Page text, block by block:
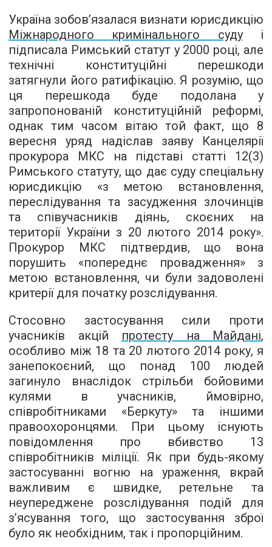
Україна зобов’язалася визнати юрисдикцію
Міжнародного кримінального судуі
підписала Римський статут у 2000 році, але
технічні конституційні перешкоди
затягнули його ратифікацію. Я розумію, що
ця перешкода буде подолана у
запропонованій конституційній реформі,
однак тим часом вітаю той факт, що 8
вересня уряд надіслав заяву Канцелярії
прокурора МКС на підставі статті 12(3)
Римського статуту, що дає суду спеціальну
юрисдикцію «з метою встановлення,
переслідування та засудження злочинців
та співучасників діянь, скоєних на
території України з 20 лютого 2014 року».
Прокурор МКС підтвердив, що вона
порушить «попереднє провадження» з
метою встановлення, чи були задоволені
критерії для початку розслідування.
Стосовно застосування сили проти
учасників акцій протесту на Майдані,
особливо між 18 та 20 лютого 2014 року, я
занепокоєний, що понад 100 людей
загинуло внаслідок стрільби бойовими
кулями в учасників, ймовірно,
співробітниками «Беркуту» та іншими
правоохоронцями. При цьому існують
повідомлення про вбивство 13
співробітників міліції. Як при будь-якому
застосуванні вогню на ураження, вкрай
важливим є швидке, ретельне та
неупереджене розслідування подій для
з’ясування того, що застосування зброї
було як необхідним, так і пропорційним.